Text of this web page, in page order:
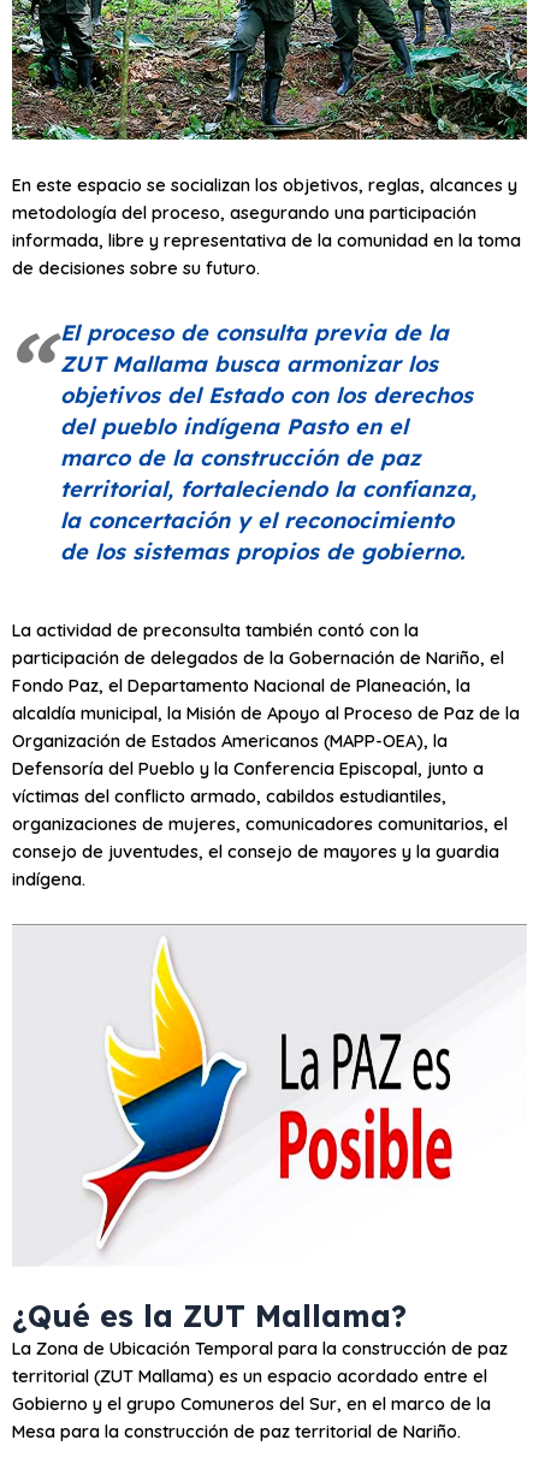
En este espacio se socializan los objetivos, reglas, alcances y
metodología del proceso, asegurando una participación
informada, libre y representativa de la comunidad en la toma
de decisiones sobre su futuro.
El proceso de consulta previa de la
ZUT Mallama busca armonizar los
objetivos del Estado con los derechos
del pueblo indígena Pasto en el
marco de la construcción de paz
territorial, fortaleciendo la confianza,
la concertación y el reconocimiento
de los sistemas propios de gobierno.
La actividad de preconsulta también contó con la
participación de delegados de la Gobernación de Nariño, el
Fondo Paz, el Departamento Nacional de Planeación, la
alcaldía municipal, la Misión de Apoyo al Proceso de Paz de la
Organización de Estados Americanos (MAPP-OEA), la
Defensoría del Pueblo y la Conferencia Episcopal, junto a
víctimas del conflicto armado, cabildos estudiantiles,
organizaciones de mujeres, comunicadores comunitarios, el
consejo de juventudes, el consejo de mayores y la guardia
indígena.
¿Qué es la ZUT Mallama?
La Zona de Ubicación Temporal para la construcción de paz
territorial (ZUT Mallama) es un espacio acordado entre el
Gobierno y el grupo Comuneros del Sur, en el marco de la
Mesa para la construcción de paz territorial de Nariño.